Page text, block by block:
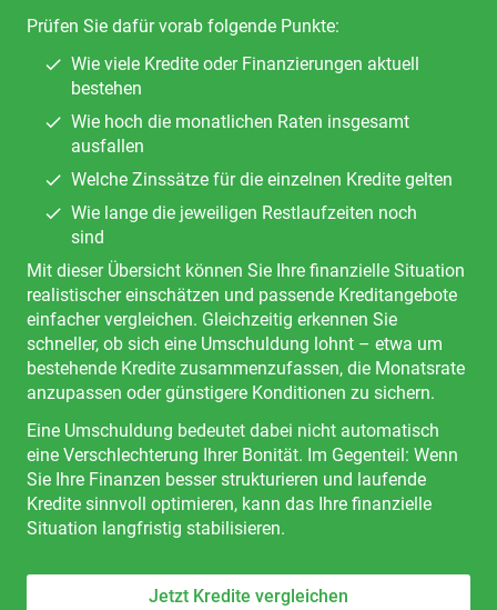
Prüfen Sie dafür vorab folgende Punkte:
Wie viele Kredite oder Finanzierungen aktuell
bestehen
Wie hoch die monatlichen Raten insgesamt
ausfallen
Welche Zinssätze für die einzelnen Kredite gelten
Wie lange die jeweiligen Restlaufzeiten noch
sind
Mit dieser Übersicht können Sie Ihre finanzielle Situation
realistischer einschätzen und passende Kreditangebote
einfacher vergleichen. Gleichzeitig erkennen Sie
schneller, ob sich eine Umschuldung lohnt – etwa um
bestehende Kredite zusammenzufassen, die Monatsrate
anzupassen oder günstigere Konditionen zu sichern.
Eine Umschuldung bedeutet dabei nicht automatisch
eine Verschlechterung Ihrer Bonität. Im Gegenteil: Wenn
Sie Ihre Finanzen besser strukturieren und laufende
Kredite sinnvoll optimieren, kann das Ihre finanzielle
Situation langfristig stabilisieren.
Jetzt Kredite vergleichen